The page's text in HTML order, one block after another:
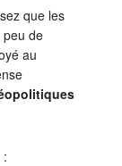
que les
de
au